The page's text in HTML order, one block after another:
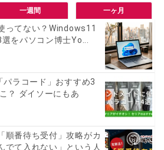
一週間 一ヶ月
ってない？Windows11
をパソコン博士Yo...
パラコード」おすすめ3
？ ダイソーにもあ
順番待ち受付」攻略がカ
でて入れない」という人